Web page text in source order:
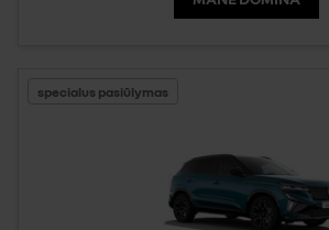
specialus pasiūlymas